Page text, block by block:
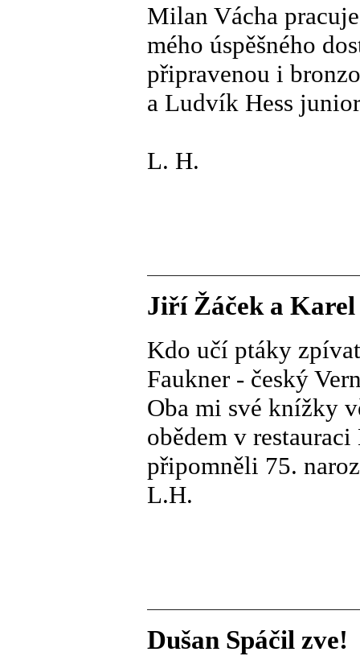
Milan Vácha
mého úspěšného
připravenou i
a Ludvík Hess
L. H.
Jiří Žáček a Karel
Kdo učí ptáky
Faukner - český
Oba mi své knížky
obědem v
připomněli 75.
L.H.
Dušan Spáčil zve!